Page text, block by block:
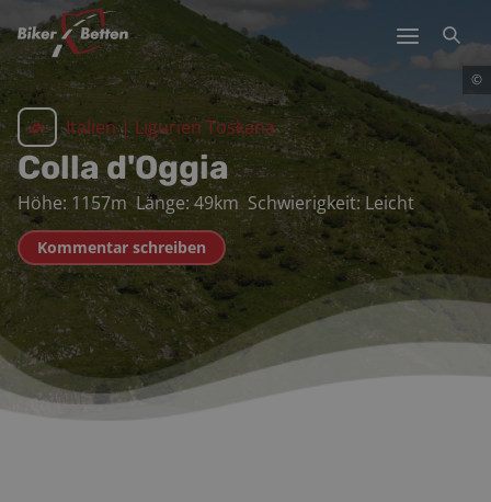
©
Italien | Ligurien Toskana
Colla d'Oggia
Höhe: 1157m Länge: 49km Schwierigkeit: Leicht
Kommentar schreiben